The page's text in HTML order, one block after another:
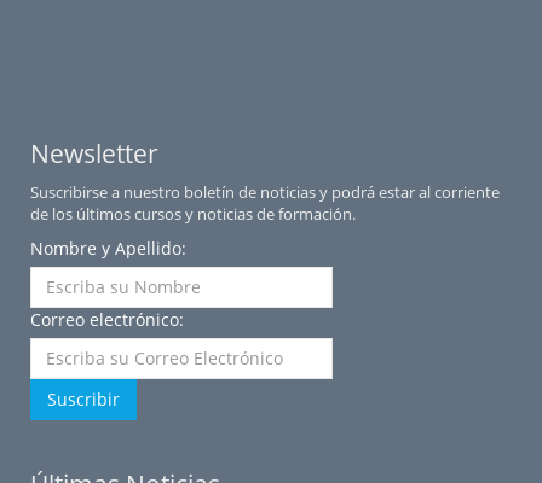
Newsletter
Suscribirse a nuestro boletín de noticias y podrá estar al corriente
de los últimos cursos y noticias de formación.
Nombre y Apellido:
Correo electrónico:
Suscribir